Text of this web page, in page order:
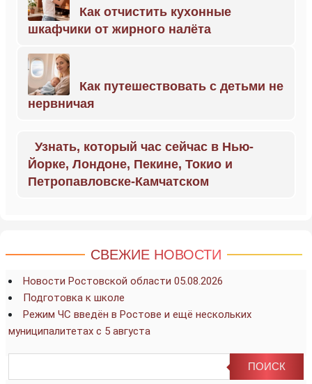
Как отчистить кухонные
шкафчики от жирного налёта
Как путешествовать с детьми не
нервничая
Узнать, который час сейчас в Нью-
Йорке, Лондоне, Пекине, Токио и
Петропавловске-Камчатском
СВЕЖИЕ НОВОСТИ
Новости Ростовской области 05.08.2026
Подготовка к школе
Режим ЧС введён в Ростове и ещё нескольких
муниципалитетах с 5 августа